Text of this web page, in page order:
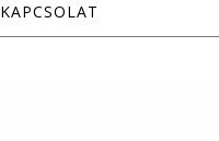
KAPCSOLAT